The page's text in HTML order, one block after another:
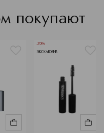
покупают
-70%
ЭКСКЛЮЗИВ